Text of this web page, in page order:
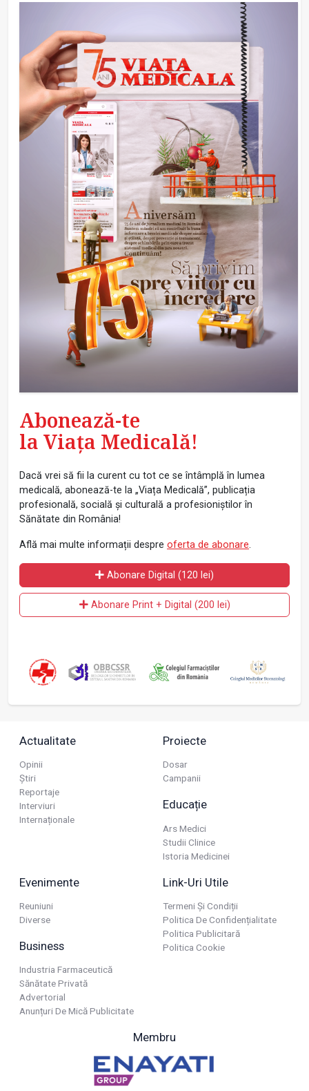
Abonează-te
la Viața Medicală!
Dacă vrei să fii la curent cu tot ce se întâmplă în lumea
medicală, abonează-te la „Viața Medicală”, publicația
profesională, socială și culturală a profesioniștilor în
Sănătate din România!
Află mai multe informații despre oferta de abonare.
Abonare Digital (120 lei)
Abonare Print + Digital (200 lei)
Actualitate
Opinii
Știri
Reportaje
Interviuri
Internaționale
Proiecte
Dosar
Campanii
Educație
Ars Medici
Studii Clinice
Istoria Medicinei
Evenimente
Reuniuni
Diverse
Business
Industria Farmaceutică
Sănătate Privată
Advertorial
Anunțuri De Mică Publicitate
Link-Uri Utile
Termeni Și Condiții
Politica De Confidențialitate
Politica Publicitară
Politica Cookie
Membru